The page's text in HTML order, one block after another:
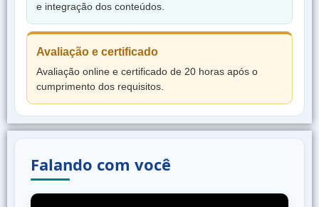
e integração dos conteúdos.
Avaliação e certificado
Avaliação online e certificado de 20 horas após o
cumprimento dos requisitos.
Falando com você